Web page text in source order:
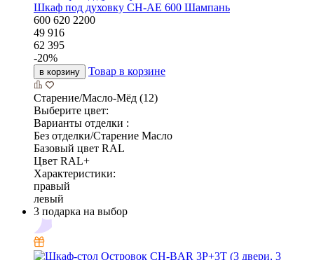
Шкаф под духовку CH-AE 600 Шампань
600 620 2200
49 916
62 395
-20%
в корзину Товар в корзине
Старение/Масло-Мёд (12)
Выберите цвет:
Варианты отделки :
Без отделки/Старение Масло
Базовый цвет RAL
Цвет RAL+
Характеристики:
правый
левый
3 подарка на выбор